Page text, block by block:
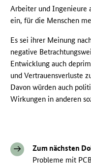
Arbeiter und Ingenieure
ein, für die Menschen
Es sei ihrer Meinung
negative
Entwicklung auch
und Vertrauensverluste
Davon würden auch
Wirkungen in anderen
Zum nächsten
Probleme mit